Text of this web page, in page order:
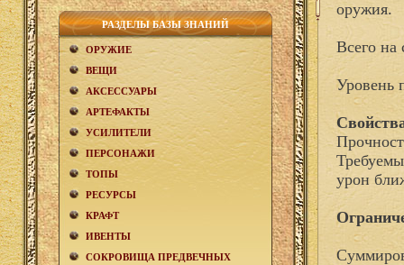
РАЗДЕЛЫ БАЗЫ ЗНАНИЙ
ОРУЖИЕ
ВЕЩИ
АКCЕСCУАРЫ
АРТЕФАКТЫ
УСИЛИТЕЛИ
ПЕРСОНАЖИ
ТОПЫ
РЕСУРСЫ
КРАФТ
ИВЕНТЫ
СОКРОВИЩА ПРЕДВЕЧНЫХ
оружия.
Всего на
Уровень
урон